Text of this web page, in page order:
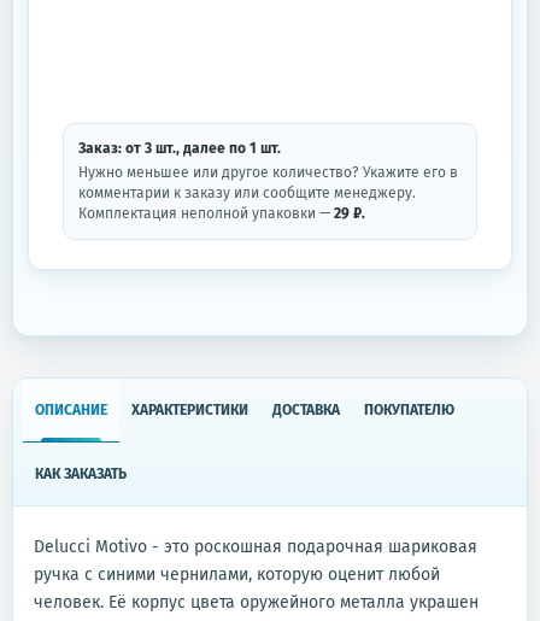
Заказ: от 3 шт., далее по 1 шт.
Нужно меньшее или другое количество? Укажите его в
комментарии к заказу или сообщите менеджеру.
Комплектация неполной упаковки — 29 ₽.
ОПИСАНИЕ ХАРАКТЕРИСТИКИ ДОСТАВКА ПОКУПАТЕЛЮ
КАК ЗАКАЗАТЬ
Delucci Motivo - это роскошная подарочная шариковая
ручка с синими чернилами, которую оценит любой
человек. Её корпус цвета оружейного металла украшен